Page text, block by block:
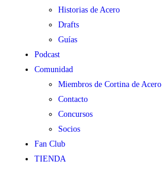
Historias de Acero
Drafts
Guías
Podcast
Comunidad
Miembros de Cortina de Acero
Contacto
Concursos
Socios
Fan Club
TIENDA